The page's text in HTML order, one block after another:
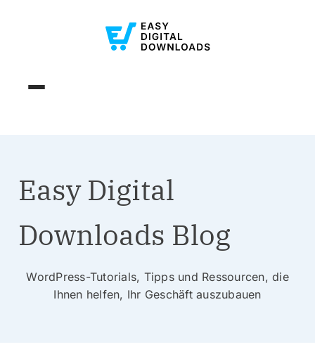
Easy Digital
Downloads Blog
WordPress-Tutorials, Tipps und Ressourcen, die
Ihnen helfen, Ihr Geschäft auszubauen